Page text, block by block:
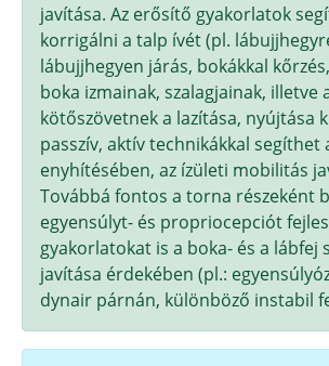
javítása. Az erősítő gyakorlatok
korrigálni a talp ívét (pl.
lábujjhegyen járás, bokákkal
boka izmainak, szalagjainak, illetve
kötőszövetnek a lazítása, nyújtása
passzív, aktív technikákkal segíthet
enyhítésében, az ízületi mobilitás
Továbbá fontos a torna részeként
egyensúlyt- és propriocepciót
gyakorlatokat is a boka- és a lábfej
javítása érdekében (pl.:
dynair párnán, különböző instabil